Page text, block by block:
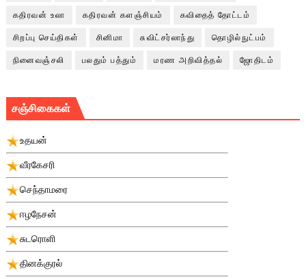
கதிரவன் உலா கதிரவன் களஞ்சியம் கவிதைத் தோட்டம்
சிறப்பு செய்திகள் சினிமா சுவிட்சர்லாந்து தொழில்நுட்பம்
நினைவஞ்சலி பலதும் பத்தும் மரண அறிவித்தல் ஜோதிடம்
சஞ்சிகைகள்
உதயன்
வீரகேசரி
செந்தாமரை
ஈழநேசன்
சுடரொளி
தினக்குரல்